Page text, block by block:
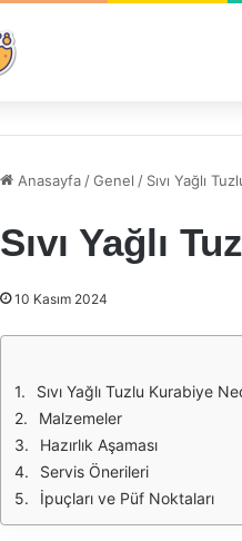
Anasayfa /Genel / Sıvı Yağlı
Sıvı Yağlı
10 Kasım 2024
Sıvı Yağlı Tuzlu Kurabiye
Malzemeler
Hazırlık Aşaması
Servis Önerileri
İpuçları ve Püf Noktaları